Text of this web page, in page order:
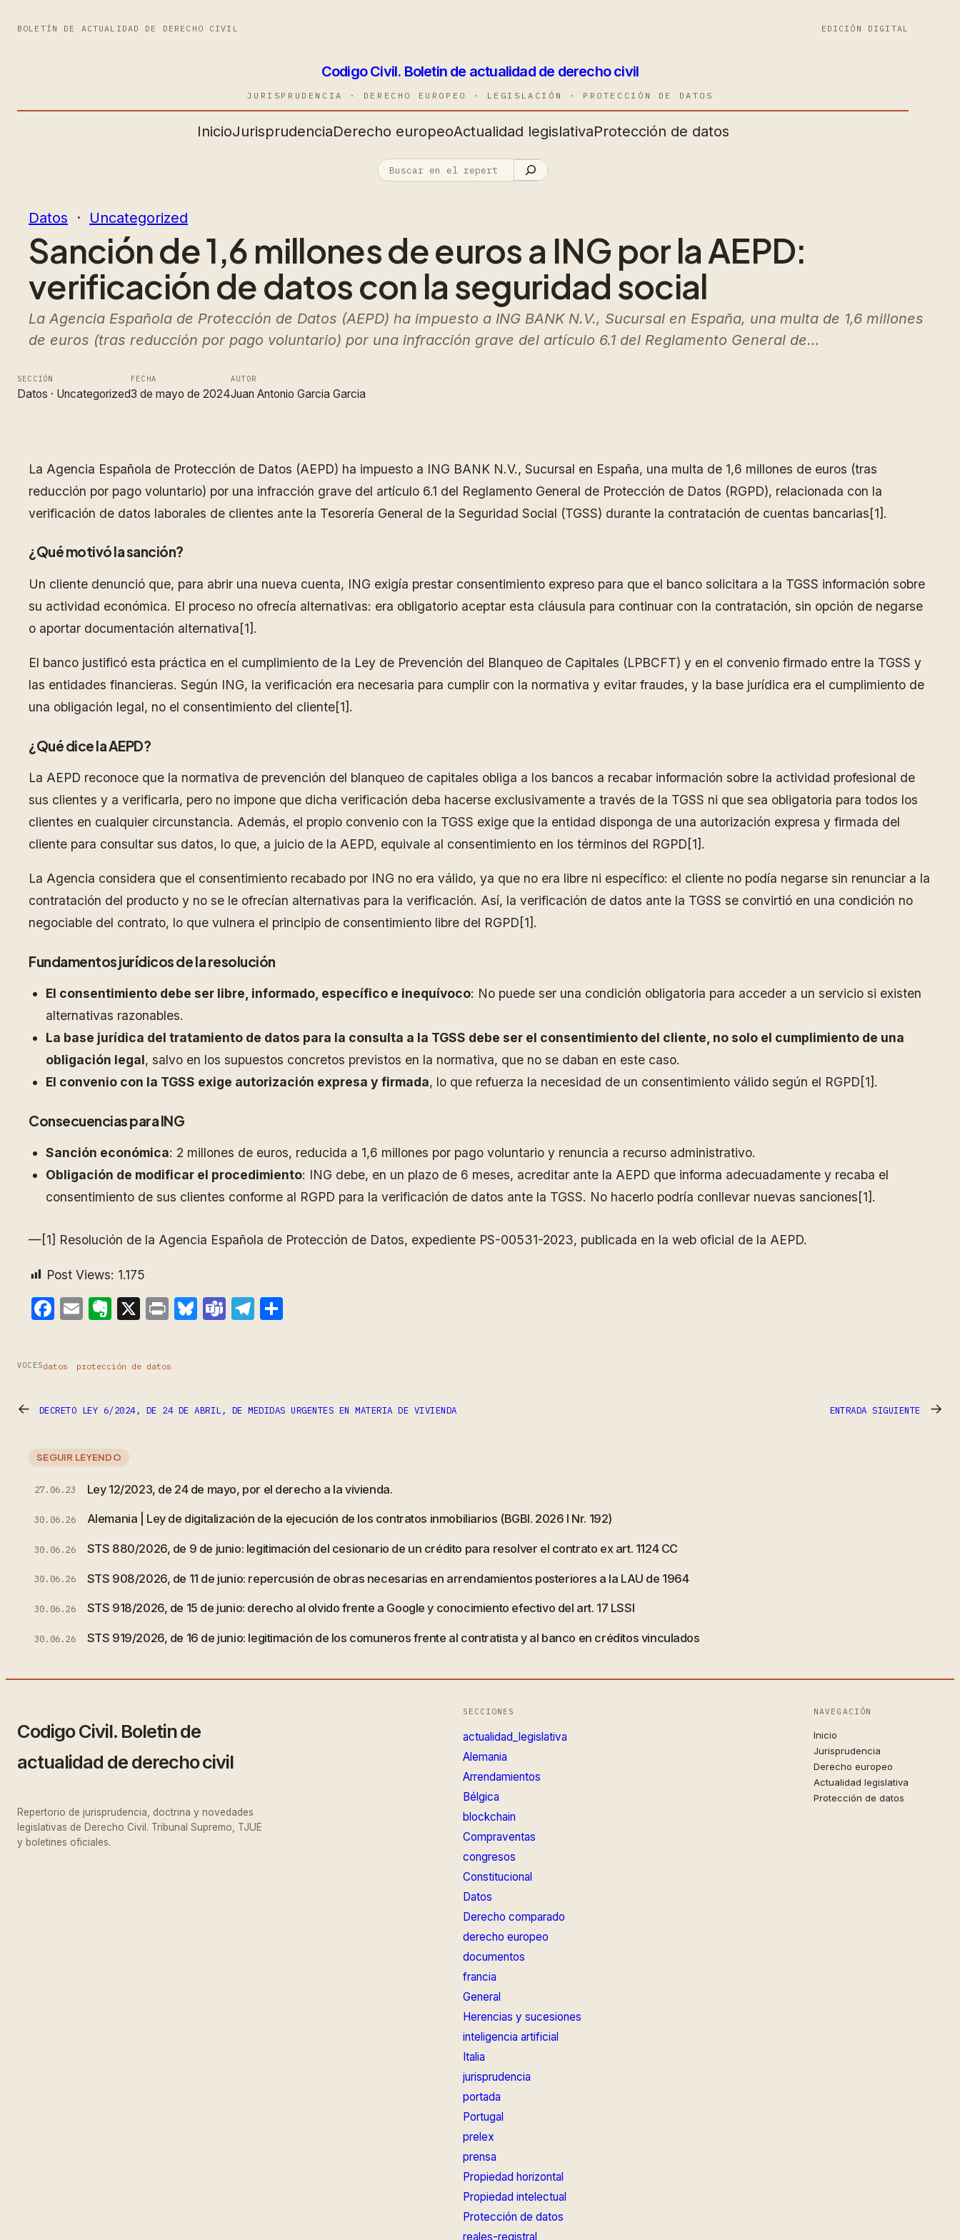
BOLETÍN DE ACTUALIDAD DE DERECHO CIVIL EDICIÓN DIGITAL
Codigo Civil. Boletin de actualidad de derecho civil
JURISPRUDENCIA · DERECHO EUROPEO · LEGISLACIÓN · PROTECCIÓN DE DATOS
InicioJurisprudenciaDerecho europeoActualidad legislativaProtección de datos
Datos
  ·
Uncategorized
Sanción de 1,6 millones de euros a ING por la AEPD:
verificación de datos con la seguridad social
La Agencia Española de Protección de Datos (AEPD) ha impuesto a ING BANK N.V., Sucursal en España, una multa de 1,6 millones
de euros (tras reducción por pago voluntario) por una infracción grave del artículo 6.1 del Reglamento General de…
SECCIÓN
Datos · Uncategorized
FECHA
3 de mayo de 2024
AUTOR
Juan Antonio Garcia Garcia
La Agencia Española de Protección de Datos (AEPD) ha impuesto a ING BANK N.V., Sucursal en España, una multa de 1,6 millones de euros (tras
reducción por pago voluntario) por una infracción grave del artículo 6.1 del Reglamento General de Protección de Datos (RGPD), relacionada con la
verificación de datos laborales de clientes ante la Tesorería General de la Seguridad Social (TGSS) durante la contratación de cuentas bancarias[1].
¿Qué motivó la sanción?
Un cliente denunció que, para abrir una nueva cuenta, ING exigía prestar consentimiento expreso para que el banco solicitara a la TGSS información sobre
su actividad económica. El proceso no ofrecía alternativas: era obligatorio aceptar esta cláusula para continuar con la contratación, sin opción de negarse
o aportar documentación alternativa[1].
El banco justificó esta práctica en el cumplimiento de la Ley de Prevención del Blanqueo de Capitales (LPBCFT) y en el convenio firmado entre la TGSS y
las entidades financieras. Según ING, la verificación era necesaria para cumplir con la normativa y evitar fraudes, y la base jurídica era el cumplimiento de
una obligación legal, no el consentimiento del cliente[1].
¿Qué dice la AEPD?
La AEPD reconoce que la normativa de prevención del blanqueo de capitales obliga a los bancos a recabar información sobre la actividad profesional de
sus clientes y a verificarla, pero no impone que dicha verificación deba hacerse exclusivamente a través de la TGSS ni que sea obligatoria para todos los
clientes en cualquier circunstancia. Además, el propio convenio con la TGSS exige que la entidad disponga de una autorización expresa y firmada del
cliente para consultar sus datos, lo que, a juicio de la AEPD, equivale al consentimiento en los términos del RGPD[1].
La Agencia considera que el consentimiento recabado por ING no era válido, ya que no era libre ni específico: el cliente no podía negarse sin renunciar a la
contratación del producto y no se le ofrecían alternativas para la verificación. Así, la verificación de datos ante la TGSS se convirtió en una condición no
negociable del contrato, lo que vulnera el principio de consentimiento libre del RGPD[1].
Fundamentos jurídicos de la resolución
El consentimiento debe ser libre, informado, específico e inequívoco: No puede ser una condición obligatoria para acceder a un servicio si existen
alternativas razonables.
La base jurídica del tratamiento de datos para la consulta a la TGSS debe ser el consentimiento del cliente, no solo el cumplimiento de una
obligación legal, salvo en los supuestos concretos previstos en la normativa, que no se daban en este caso.
El convenio con la TGSS exige autorización expresa y firmada, lo que refuerza la necesidad de un consentimiento válido según el RGPD[1].
Consecuencias para ING
Sanción económica: 2 millones de euros, reducida a 1,6 millones por pago voluntario y renuncia a recurso administrativo.
Obligación de modificar el procedimiento: ING debe, en un plazo de 6 meses, acreditar ante la AEPD que informa adecuadamente y recaba el
consentimiento de sus clientes conforme al RGPD para la verificación de datos ante la TGSS. No hacerlo podría conllevar nuevas sanciones[1].
—[1] Resolución de la Agencia Española de Protección de Datos, expediente PS-00531-2023, publicada en la web oficial de la AEPD.
Post Views: 1.175
Facebook
EmailEvernote
X PrintBluesky
TeamsTelegram
VOCESdatos protección de datos
← DECRETO LEY 6/2024, DE 24 DE ABRIL, DE MEDIDAS URGENTES EN MATERIA DE VIVIENDA ENTRADA SIGUIENTE →
SEGUIR LEYENDO
27.06.23 Ley 12/2023, de 24 de mayo, por el derecho a la vivienda.
30.06.26 Alemania | Ley de digitalización de la ejecución de los contratos inmobiliarios (BGBl. 2026 I Nr. 192)
30.06.26 STS 880/2026, de 9 de junio: legitimación del cesionario de un crédito para resolver el contrato ex art. 1124 CC
30.06.26 STS 908/2026, de 11 de junio: repercusión de obras necesarias en arrendamientos posteriores a la LAU de 1964
30.06.26 STS 918/2026, de 15 de junio: derecho al olvido frente a Google y conocimiento efectivo del art. 17 LSSI
30.06.26 STS 919/2026, de 16 de junio: legitimación de los comuneros frente al contratista y al banco en créditos vinculados
Codigo Civil. Boletin de
actualidad de derecho civil
Repertorio de jurisprudencia, doctrina y novedades
legislativas de Derecho Civil. Tribunal Supremo, TJUE
y boletines oficiales.
SECCIONES
actualidad_legislativa
Alemania
Arrendamientos
Bélgica
blockchain
Compraventas
congresos
Constitucional
Datos
Derecho comparado
derecho europeo
documentos
francia
General
Herencias y sucesiones
inteligencia artificial
Italia
jurisprudencia
portada
Portugal
prelex
prensa
Propiedad horizontal
Propiedad intelectual
Protección de datos
reales-registral
NAVEGACIÓN
Inicio
Jurisprudencia
Derecho europeo
Actualidad legislativa
Protección de datos